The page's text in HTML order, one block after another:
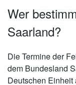
Wer
Saarland?
Die Termine der
dem Bundesland
Deutschen Einheit